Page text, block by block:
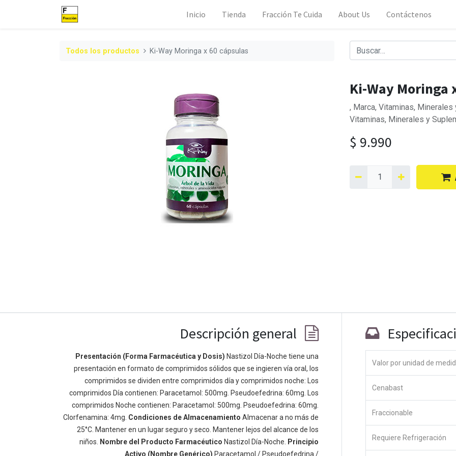
Inicio Tienda Fracción Te Cuida About Us Contáctenos
Todos los productos Ki-Way Moringa x 60 cápsulas
Ki-Way Moringa
, Marca, Vitaminas,
Vitaminas, Minerales y
$ 9.990
Descripción general
Presentación (Forma Farmacéutica y Dosis) Nastizol Día-Noche tiene una
presentación en formato de comprimidos sólidos que se ingieren vía oral, los
comprimidos se dividen entre comprimidos día y comprimidos noche: Los
comprimidos Día contienen: Paracetamol: 500mg. Pseudoefedrina: 60mg. Los
comprimidos Noche contienen: Paracetamol: 500mg. Pseudoefedrina: 60mg.
Clorfenamina: 4mg. Condiciones de Almacenamiento Almacenar a no más de
25°C. Mantener en un lugar seguro y seco. Mantener lejos del alcance de los
niños.
Nombre del Producto Farmacéutico Nastizol Día-Noche.
Principio
Activo (Nombre Genérico) Paracetamol / Pseudoefedrina /
Valor por unidad de
Cenabast
Fraccionable
Requiere Refrigeración
Enlaces de Ínteres
Inicio
Acerca de
Productos
Servicios
Política de privacidad
Acerca de
Somos un equipo de personas apasionadas cuyo objetivo es
mejorar la vida de todos a través de productos disruptivos.
Construimos grandes productos para resolver sus problemas
de negocio. Nuestros productos están diseñados para
pequeñas y medianas empresas dispuestas a optimizar su
rendimiento.